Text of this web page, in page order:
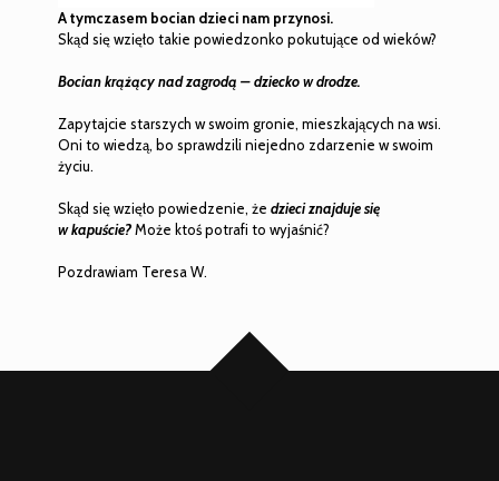
A tymczasem bocian dzieci nam przynosi.
Skąd się wzięło takie powiedzonko pokutujące od wieków?
Bocian krążący nad zagrodą – dziecko w drodze.
Zapytajcie starszych w swoim gronie, mieszkających na wsi.
Oni to wiedzą, bo sprawdzili niejedno zdarzenie w swoim
życiu.
Skąd się wzięło powiedzenie, że dzieci znajduje się
w kapuście?Może ktoś potrafi to wyjaśnić?
Pozdrawiam Teresa W.